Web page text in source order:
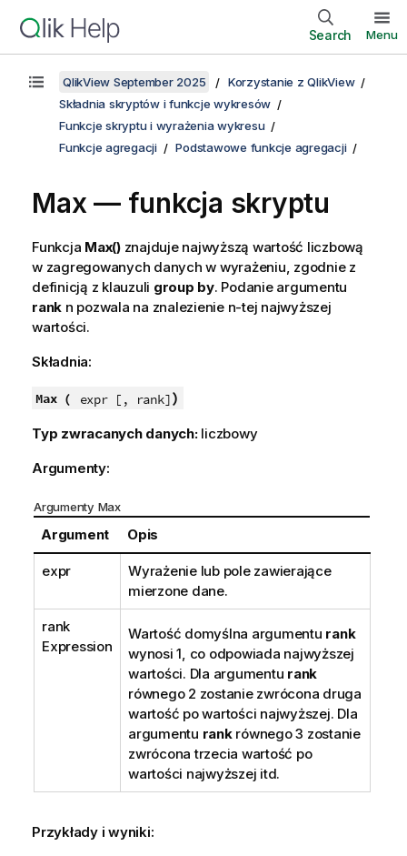
Search Menu
QlikView September 2025
Korzystanie z QlikView
Składnia skryptów i funkcje wykresów
Funkcje skryptu i wyrażenia wykresu
Funkcje agregacji
Podstawowe funkcje agregacji
Max — funkcja skryptu
Funkcja Max()znajduje najwyższą wartość liczbową
w zagregowanych danych w wyrażeniu, zgodnie z
definicją z klauzuli group by. Podanie argumentu
rank n pozwala na znalezienie n-tej najwyższej
wartości.
Składnia:
Max ( expr [, rank])
Typ zwracanych danych: liczbowy
Argumenty:
Argumenty Max
Argument Opis
expr
Wyrażenie lub pole zawierające
mierzone dane.
rank
Expression
Wartość domyślna argumentu rank
wynosi 1, co odpowiada najwyższej
wartości. Dla argumentu rank
równego 2 zostanie zwrócona druga
wartość po wartości najwyższej. Dla
argumentu rankrównego 3 zostanie
zwrócona trzecia wartość po
wartości najwyższej itd.
Przykłady i wyniki: